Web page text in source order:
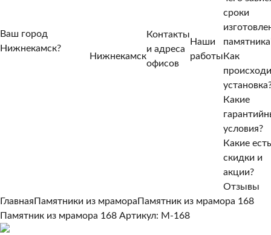
Ваш город
Нижнекамск?
Нижнекамск
Контакты
и адреса
офисов
Наши
работы
сроки
Как
Какие
условия?
Какие есть
скидки и
акции?
Отзывы
Главная Памятники из мрамора Памятник из мрамора 168
Памятник из мрамора 168 Артикул: M-168